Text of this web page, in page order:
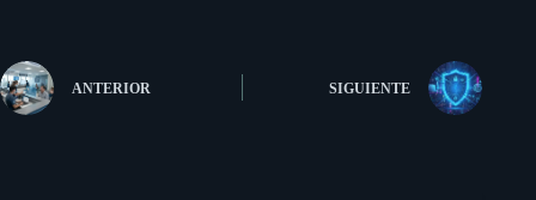
ANTERIOR SIGUIENTE